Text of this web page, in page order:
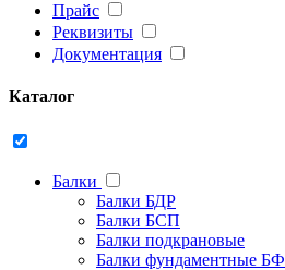
Прайс
Реквизиты
Документация
Каталог
Балки
Балки БДР
Балки БСП
Балки подкрановые
Балки фундаментные БФ